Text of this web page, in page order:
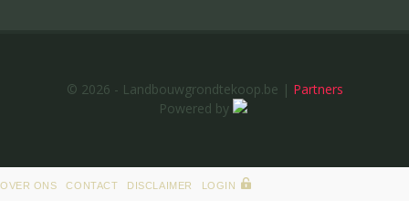
© 2026 - Landbouwgrondtekoop.be | Partners
Powered by
OVER ONS CONTACT DISCLAIMER LOGIN